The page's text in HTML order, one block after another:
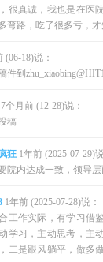
很真诚，我也是在医
弯路，吃了很多亏，才
(06-18)说：
件到
7个月前 (12-28)说：
稿
狂 1年前 (2025-07-29)
院内达成一致，领导层
1年前 (2025-07-28)说：
工作实际，有学习借
学习，主动思考，主
二是跟风躺平，做多